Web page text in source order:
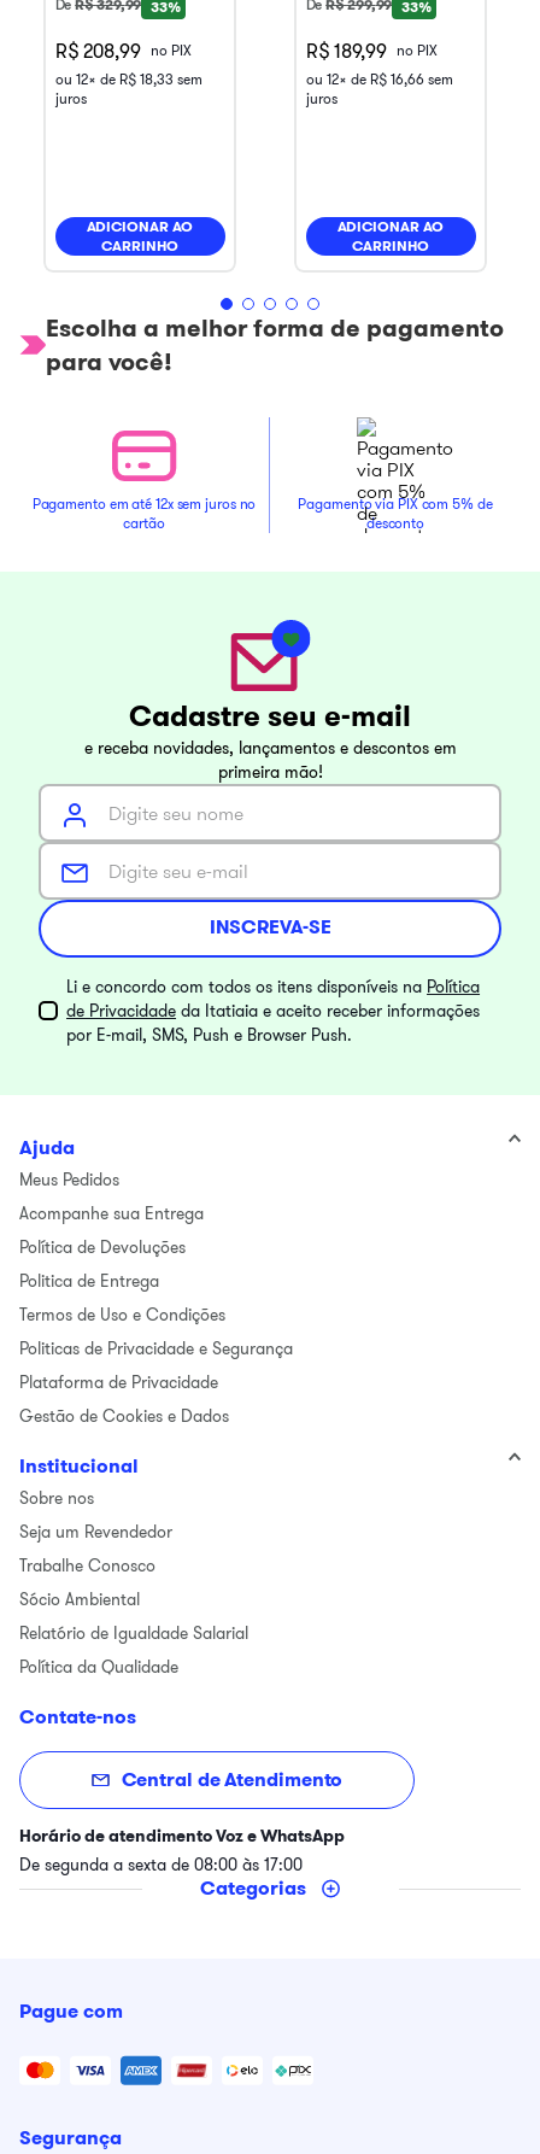
DeR$329,99 33%
R$ 208,99
no PIX
ou 12x de R$ 18,33 sem
juros
ADICIONAR AO
CARRINHO
DeR$299,99 33%
R$ 189,99
no PIX
ou 12x de R$ 16,66 sem
juros
ADICIONAR AO
CARRINHO
Escolha a melhor forma de pagamento
para você!
Pagamento em até 12x sem juros no
cartão
Pagamento via PIX com 5% de
desconto
Cadastre seu e-mail
e receba novidades, lançamentos e descontos em
primeira mão!
INSCREVA-SE
Li e concordo com todos os itens disponíveis na Política
de Privacidade da Itatiaia e aceito receber informações
por E-mail, SMS, Push e Browser Push.
Ajuda
Meus Pedidos
Acompanhe sua Entrega
Política de Devoluções
Politica de Entrega
Termos de Uso e Condições
Politicas de Privacidade e Segurança
Plataforma de Privacidade
Gestão de Cookies e Dados
Institucional
Sobre nos
Seja um Revendedor
Trabalhe Conosco
Sócio Ambiental
Relatório de Igualdade Salarial
Política da Qualidade
Contate-nos
Central de Atendimento
Horário de atendimento Voz e WhatsApp
De segunda a sexta de 08:00 às 17:00
Categorias
Pague com
Segurança